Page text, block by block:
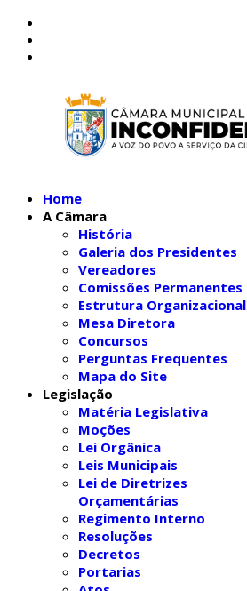
Home
A Câmara
História
Galeria dos Presidentes
Vereadores
Comissões Permanentes
Estrutura Organizacional
Mesa Diretora
Concursos
Perguntas Frequentes
Mapa do Site
Legislação
Matéria Legislativa
Moções
Lei Orgânica
Leis Municipais
Lei de Diretrizes
Orçamentárias
Regimento Interno
Resoluções
Decretos
Portarias